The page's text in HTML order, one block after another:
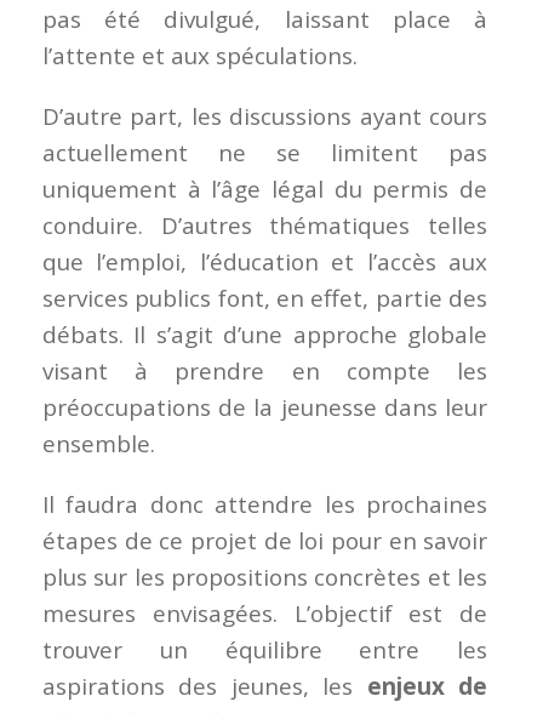
pas été divulgué, laissant place à
l’attente et aux spéculations.
D’autre part, les discussions ayant cours
actuellement ne se limitent pas
uniquement à l’âge légal du permis de
conduire. D’autres thématiques telles
que l’emploi, l’éducation et l’accès aux
services publics font, en effet, partie des
débats. Il s’agit d’une approche globale
visant à prendre en compte les
préoccupations de la jeunesse dans leur
ensemble.
Il faudra donc attendre les prochaines
étapes de ce projet de loi pour en savoir
plus sur les propositions concrètes et les
mesures envisagées. L’objectif est de
trouver un équilibre entre les
aspirations des jeunes, les enjeux de